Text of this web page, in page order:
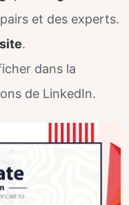
et des experts.
.
dans la
de LinkedIn.